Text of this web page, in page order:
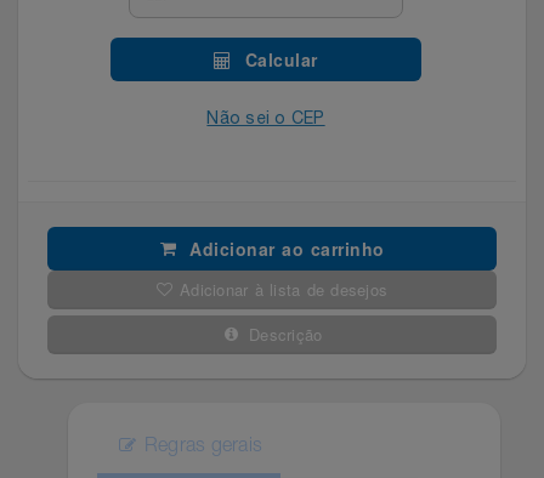
SEU VALE TE ESPERANDO
TOP STORE 8.8
Celulares E Smartphone
Cosméticos
Eletrodomésticos
Experiências
Electrolux
Gama Italy
Hospital De Amor
John John
Calcular
Não sei o CEP
Adicionar ao carrinho
Adicionar à lista de desejos
Descrição
Regras gerais